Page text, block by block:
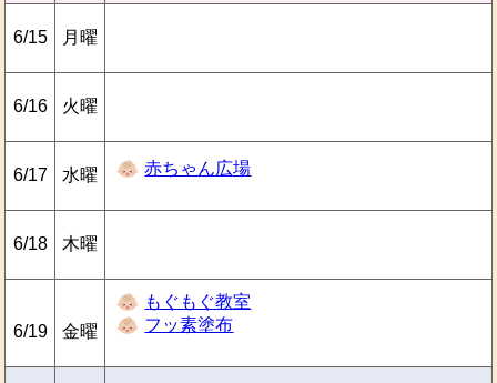
6/15 月曜
6/16 火曜
6/17 水曜 赤ちゃん広場
6/18 木曜
6/19 金曜
もぐもぐ教室
フッ素塗布